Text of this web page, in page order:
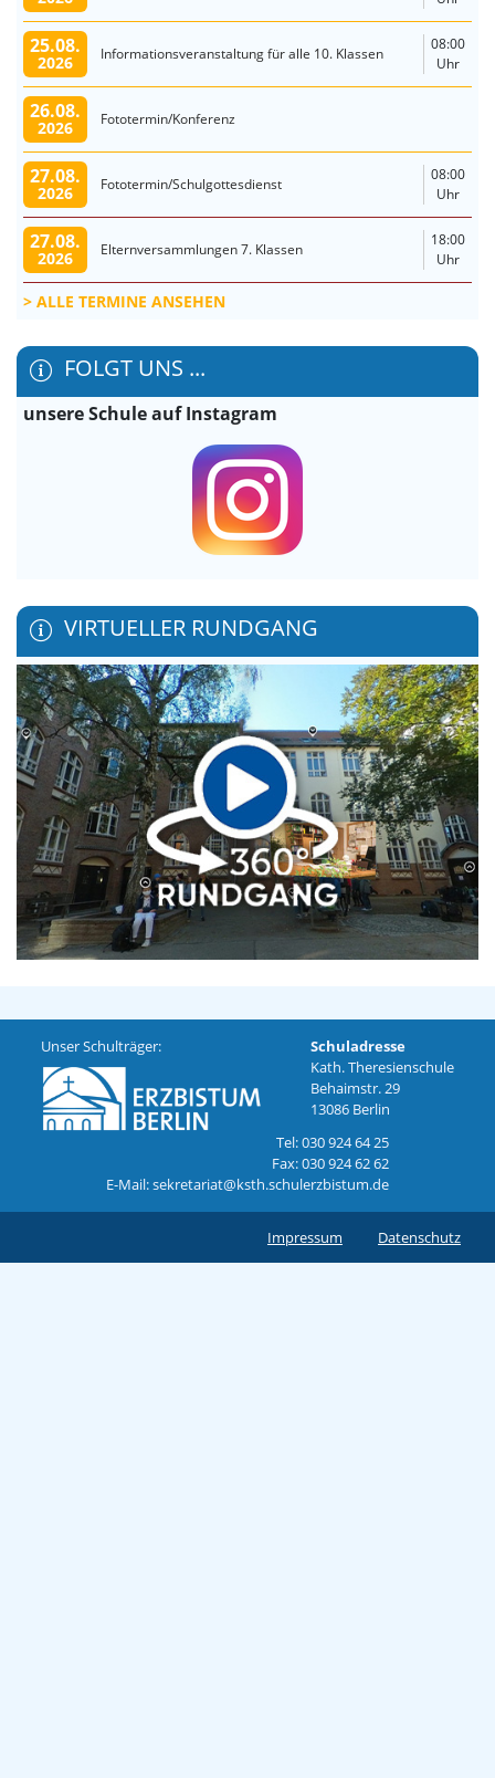
25.08.
2026 Informationsveranstaltung für alle 10. Klassen
08:00
Uhr
26.08.
2026 Fototermin/Konferenz
27.08.
2026 Fototermin/Schulgottesdienst
08:00
Uhr
27.08.
2026 Elternversammlungen 7. Klassen
18:00
Uhr
ALLE TERMINE ANSEHEN
FOLGT UNS ...
unsere Schule auf Instagram
VIRTUELLER RUNDGANG
Unser Schulträger:
Schuladresse
Kath. Theresienschule
Behaimstr. 29
13086 Berlin
Tel: 030 924 64 25
Fax: 030 924 62 62
E-Mail: sekretariat@ksth.schulerzbistum.de
Impressum Datenschutz